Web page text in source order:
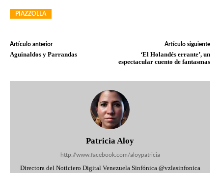
PIAZZOLLA
Artículo anterior
Aguinaldos y Parrandas
Artículo siguiente
‘El Holandés errante’, un
espectacular cuento de fantasmas
Patricia Aloy
http://www.facebook.com/aloypatricia
Directora del Noticiero Digital Venezuela Sinfónica @vzlasinfonica